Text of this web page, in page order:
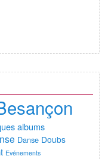
albums
Danse Doubs
Evénements